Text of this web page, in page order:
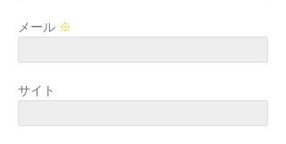
メール ※
サイト